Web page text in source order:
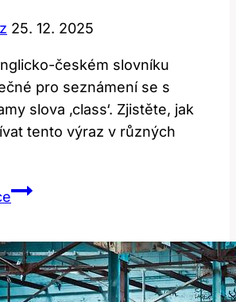
25. 12. 2025
českém slovníku
pro seznámení se s
slova ‚class‘. Zjistěte, jak
tento výraz v různých
Co
Vysvětlení
v